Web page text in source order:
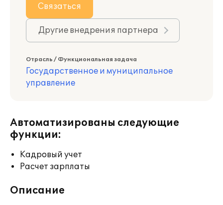
Связаться
Другие внедрения партнера
Отрасль / Функциональная задача
Государственное и муниципальное
управление
Автоматизированы следующие
функции:
Кадровый учет
Расчет зарплаты
Описание